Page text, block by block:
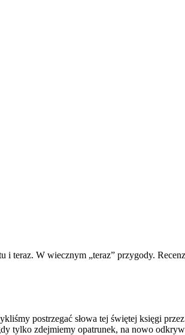
teraz. W wiecznym „teraz” przygody.
postrzegać słowa tej świętej księgi
tylko zdejmiemy opatrunek, na nowo